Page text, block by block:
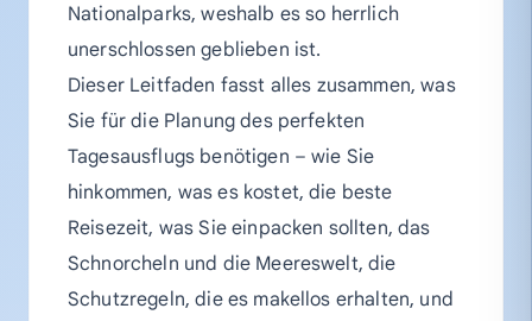
Nationalparks, weshalb es so herrlich
unerschlossen geblieben ist.
Dieser Leitfaden fasst alles zusammen, was
Sie für die Planung des perfekten
Tagesausflugs benötigen – wie Sie
hinkommen, was es kostet, die beste
Reisezeit, was Sie einpacken sollten, das
Schnorcheln und die Meereswelt, die
Schutzregeln, die es makellos erhalten, und